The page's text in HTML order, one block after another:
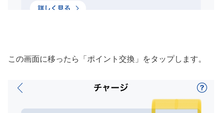
この画面に移ったら「ポイント交換」をタップします。